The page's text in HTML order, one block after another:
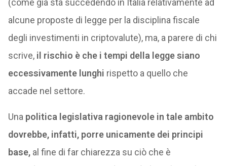
(come già sta succedendo in Italia relativamente ad
alcune proposte di legge per la disciplina fiscale
degli investimenti in criptovalute), ma, a parere di chi
scrive, il rischio è che i tempi della legge siano
eccessivamente lunghi rispetto a quello che
accade nel settore.
Una politica legislativa ragionevole in tale ambito
dovrebbe, infatti, porre unicamente dei principi
base,al fine di far chiarezza su ciò che è